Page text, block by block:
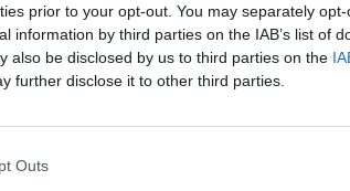
prior to your opt-out. You may separately
information by third parties on the IAB’s list of
also be disclosed by us to third parties on the
further disclose it to other third parties.
Outs
και αφοσίωση